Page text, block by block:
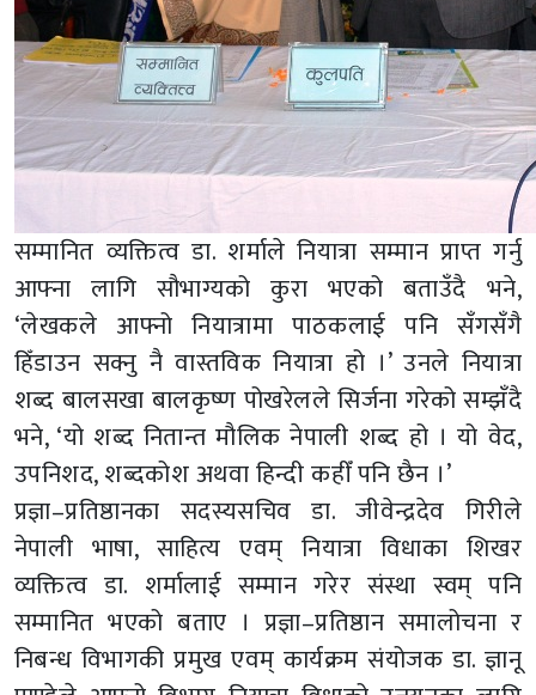
सम्मानित व्यक्तित्व डा. शर्माले नियात्रा सम्मान प्राप्त गर्नु
आफ्ना लागि सौभाग्यको कुरा भएको बताउँदै भने,
‘लेखकले आफ्नो नियात्रामा पाठकलाई पनि सँगसँगै
हिँडाउन सक्नु नै वास्तविक नियात्रा हो ।’ उनले नियात्रा
शब्द बालसखा बालकृष्ण पोखरेलले सिर्जना गरेको सम्झँदै
भने, ‘यो शब्द नितान्त मौलिक नेपाली शब्द हो । यो वेद,
उपनिशद, शब्दकोश अथवा हिन्दी कहीँ पनि छैन ।’
प्रज्ञा–प्रतिष्ठानका सदस्यसचिव डा. जीवेन्द्रदेव गिरीले
नेपाली भाषा, साहित्य एवम् नियात्रा विधाका शिखर
व्यक्तित्व डा. शर्मालाई सम्मान गरेर संस्था स्वम् पनि
सम्मानित भएको बताए । प्रज्ञा–प्रतिष्ठान समालोचना र
निबन्ध विभागकी प्रमुख एवम् कार्यक्रम संयोजक डा. ज्ञानू